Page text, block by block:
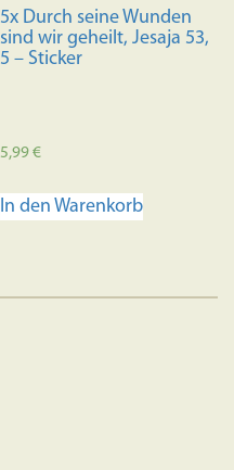
5x Durch seine Wunden
sind wir geheilt, Jesaja 53,
5 – Sticker
5,99€
In den Warenkorb